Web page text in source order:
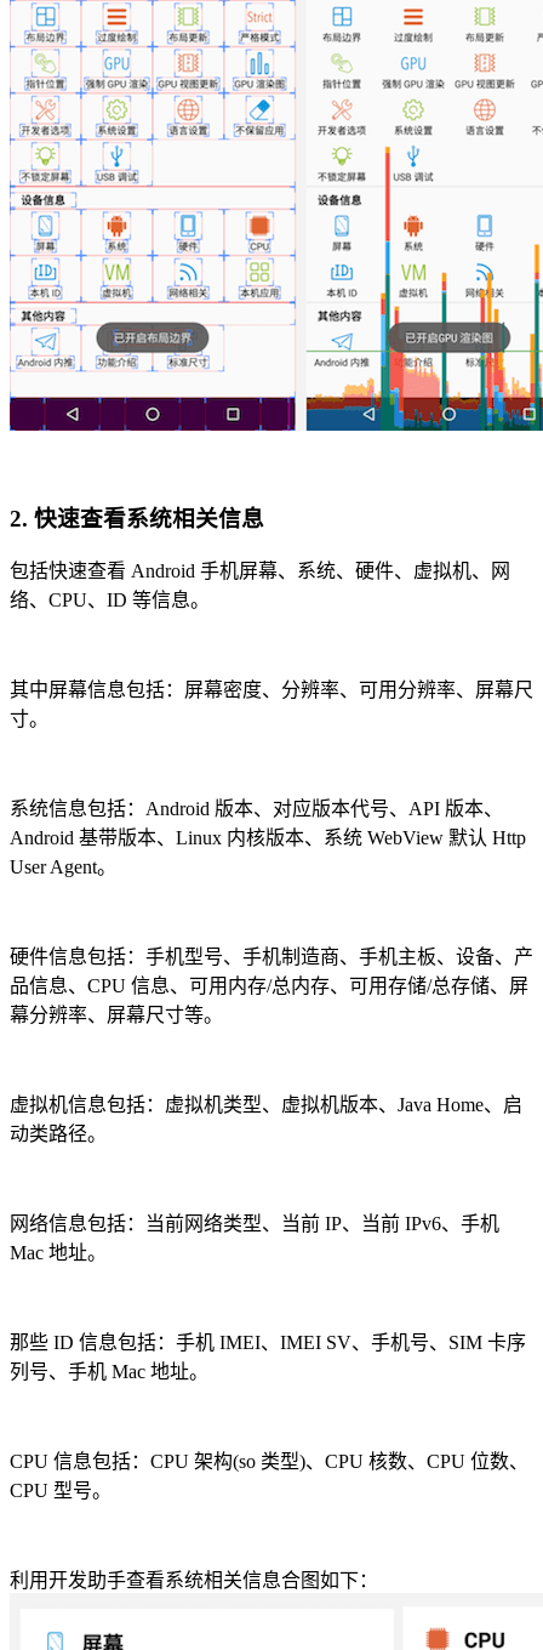
2. 快速查看系统相关信息
包括快速查看 Android 手机屏幕、系统、硬件、虚拟机、网
络、CPU、ID 等信息。
其中屏幕信息包括：屏幕密度、分辨率、可用分辨率、屏幕尺
寸。
系统信息包括：Android 版本、对应版本代号、API 版本、
Android 基带版本、Linux 内核版本、系统 WebView 默认 Http
User Agent。
硬件信息包括：手机型号、手机制造商、手机主板、设备、产
品信息、CPU 信息、可用内存/总内存、可用存储/总存储、屏
幕分辨率、屏幕尺寸等。
虚拟机信息包括：虚拟机类型、虚拟机版本、Java Home、启
动类路径。
网络信息包括：当前网络类型、当前 IP、当前 IPv6、手机
Mac 地址。
那些 ID 信息包括：手机 IMEI、IMEI SV、手机号、SIM 卡序
列号、手机 Mac 地址。
CPU 信息包括：CPU 架构(so 类型)、CPU 核数、CPU 位数、
CPU 型号。
利用开发助手查看系统相关信息合图如下：